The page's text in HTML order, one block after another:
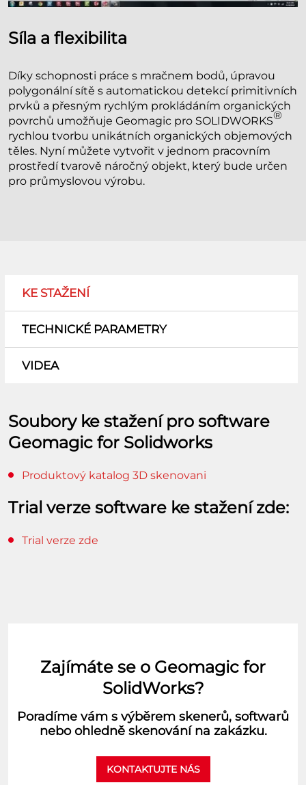
Síla a flexibilita
Díky schopnosti práce s mračnem bodů, úpravou
polygonální sítě s automatickou detekcí primitivních
prvků a přesným rychlým prokládáním organických
povrchů umožňuje Geomagic pro SOLIDWORKS®
rychlou tvorbu unikátních organických objemových
těles. Nyní můžete vytvořit v jednom pracovním
prostředí tvarově náročný objekt, který bude určen
pro průmyslovou výrobu.
KE STAŽENÍ
TECHNICKÉ PARAMETRY
VIDEA
Soubory ke stažení pro software
Geomagic for Solidworks
Produktový katalog 3D skenovani
Trial verze software ke stažení zde:
Trial verze zde
Zajímáte se o Geomagic for
SolidWorks?
Poradíme vám s výběrem skenerů, softwarů
nebo ohledně skenování na zakázku.
KONTAKTUJTE NÁS